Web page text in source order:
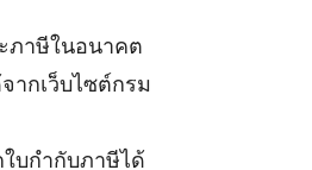
ภาษีในอนาคต
ากเว็บไซต์กรม
บกำกับภาษีได้